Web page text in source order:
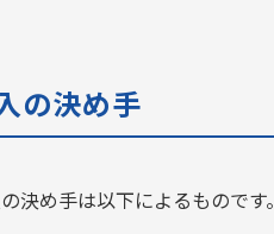
の決め手
決め手は以下によるものです。